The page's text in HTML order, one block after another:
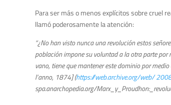
Para ser más o menos explícitos sobre cruel
llamó poderosamente la atención:
“¿No han visto nunca una revolución estos
población impone su voluntad a la otra parte
vano, tiene que mantener este dominio por
l’anno, 1874] (https://web.archive.org/web/
spa.anarchopedia.org/